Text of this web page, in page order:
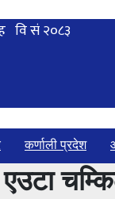
कर्णाली प्रदेश